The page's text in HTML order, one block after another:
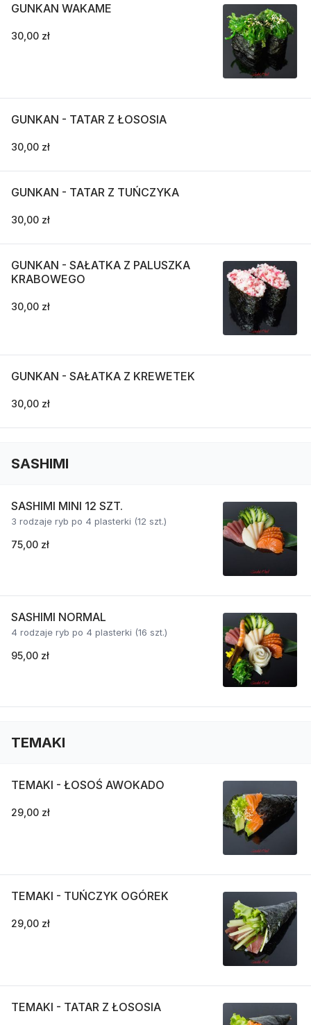
GUNKAN WAKAME
30,00 zł
GUNKAN - TATAR Z ŁOSOSIA
30,00 zł
GUNKAN - TATAR Z TUŃCZYKA
30,00 zł
GUNKAN - SAŁATKA Z PALUSZKA
KRABOWEGO
30,00 zł
GUNKAN - SAŁATKA Z KREWETEK
30,00 zł
SASHIMI
SASHIMI MINI 12 SZT.
3 rodzaje ryb po 4 plasterki (12 szt.)
75,00 zł
SASHIMI NORMAL
4 rodzaje ryb po 4 plasterki (16 szt.)
95,00 zł
TEMAKI
TEMAKI - ŁOSOŚ AWOKADO
29,00 zł
TEMAKI - TUŃCZYK OGÓREK
29,00 zł
TEMAKI - TATAR Z ŁOSOSIA